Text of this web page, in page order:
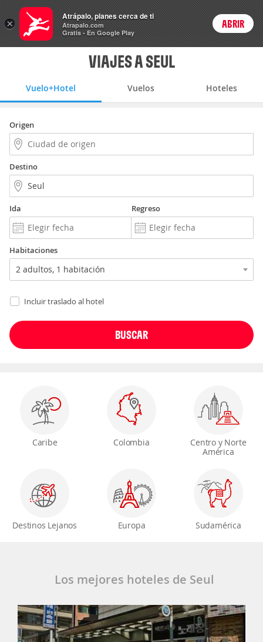
Vuelo+Hotel Login
VIAJES A SEUL
Vuelo+Hotel Vuelos Hoteles
Origen
Destino
Ida Regreso
Habitaciones
Incluir traslado al hotel
Caribe Colombia
Centro y Norte
América
Destinos Lejanos Europa Sudamérica
Los mejores hoteles de Seul
×
Atrápalo, planes cerca de ti
Atrapalo.com
Gratis - En Google Play
ABRIR